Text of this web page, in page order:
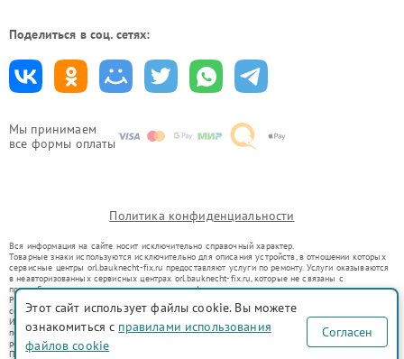
Мы принимаем
все формы оплаты
Поделиться в соц. сетях:
Политика конфиденциальности
Вся информация на сайте носит исключительно справочный характер.
Товарные знаки используются исключительно для описания устройств, в отношении которых
сервисные центры orl.bauknecht-fix.ru предоставляют услуги по ремонту. Услуги оказываются
в неавторизованных сервисных центрах orl.bauknecht-fix.ru, которые не связаны с
правообладателями товарных знаков или их официальными представителями.
Ремонт осуществляется для устройств, уже введенных в гражданский оборот в соответствии
со статьей 1487 ГК РФ.
Использование товарных знаков не преследует цели индивидуализации услуг или введения
потребителей в заблуждение, а служит для информирования о предоставляемых услугах по
ремонту техники указанных брендов.
Представленная на сайте информация не является публичной офертой, определяемой
Этот сайт использует файлы cookie. Вы можете
ознакомиться с правилами использования
файлов cookie
Согласен